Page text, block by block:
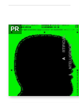
PR